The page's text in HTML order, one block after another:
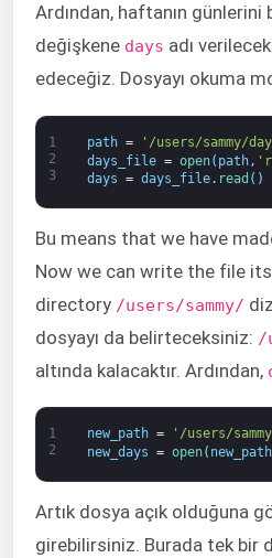
Ardından, haftanın
değişkene days adı
edeceğiz. Dosyayı okuma
1
2
3
path =
'/users/sammy/
days_file = open( path,
days = days_file. read ( )
Bu means that we have
Now we can write the file
directory /users/sammy/
dosyayı da belirteceksiniz: /
altında kalacaktır. Ardından,
1
2
new_path =
'/users/
new_days = open( new_path
Artık dosya açık olduğuna
girebilirsiniz. Burada tek bir